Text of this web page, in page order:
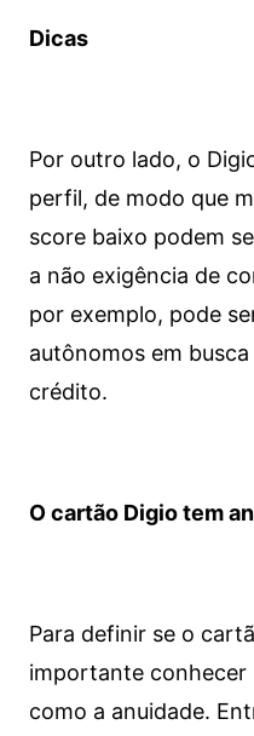
Dicas
Por outro lado, o
perfil, de modo que
score baixo podem
a não exigência de
por exemplo, pode
autônomos em
crédito.
O cartão Digio tem
Para definir se o
importante conhecer
como a anuidade.